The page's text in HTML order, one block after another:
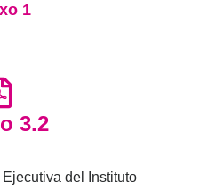
1
3.2
del Instituto